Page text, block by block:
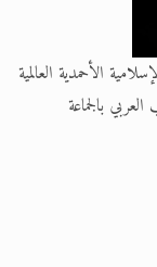
الأحمدية العالمية
بالجماعة